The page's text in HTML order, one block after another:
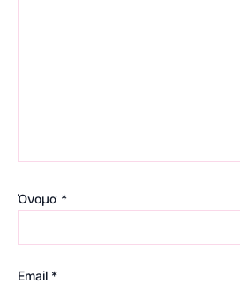
Όνομα *
Email *